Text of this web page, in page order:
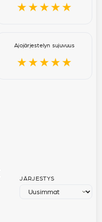
★★★★★
Ajojärjestelyn sujuvuus
★★★★★
JÄRJESTYS